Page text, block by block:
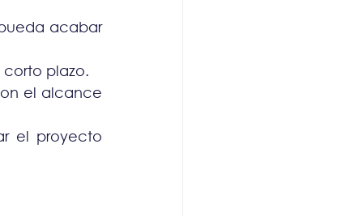
acabar
plazo.
el alcance
el proyecto